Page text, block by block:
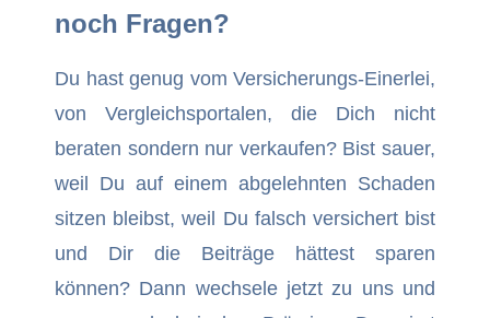
noch Fragen?
Du hast genug vom Versicherungs-Einerlei,
von Vergleichsportalen, die Dich nicht
beraten sondern nur verkaufen? Bist sauer,
weil Du auf einem abgelehnten Schaden
sitzen bleibst, weil Du falsch versichert bist
und Dir die Beiträge hättest sparen
können? Dann wechsele jetzt zu uns und